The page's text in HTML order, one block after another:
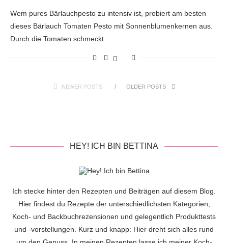
Wem pures Bärlauchpesto zu intensiv ist, probiert am besten
dieses Bärlauch Tomaten Pesto mit Sonnenblumenkernen aus.
Durch die Tomaten schmeckt …
NEWER POSTS OLDER POSTS
HEY! ICH BIN BETTINA
Ich stecke hinter den Rezepten und Beiträgen auf diesem Blog.
Hier findest du Rezepte der unterschiedlichsten Kategorien,
Koch- und Backbuchrezensionen und gelegentlich Produkttests
und -vorstellungen. Kurz und knapp: Hier dreht sich alles rund